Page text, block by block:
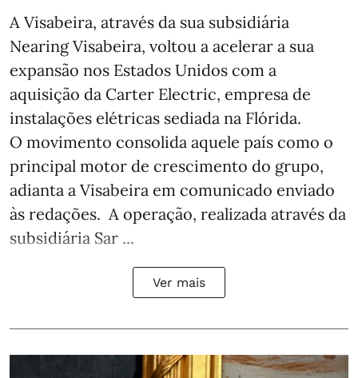
A Visabeira, através da sua subsidiária
Nearing Visabeira, voltou a acelerar a sua
expansão nos Estados Unidos com a
aquisição da Carter Electric, empresa de
instalações elétricas sediada na Flórida.
O movimento consolida aquele país como o
principal motor de crescimento do grupo,
adianta a Visabeira em comunicado enviado
às redações. A operação, realizada através da
subsidiária Sar ...
Ver mais